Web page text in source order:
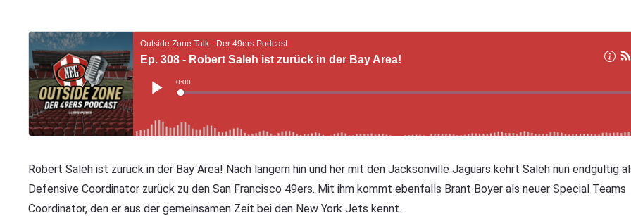
Robert Saleh ist zurück in der Bay Area! Nach langem hin und her mit den Jacksonville Jaguars kehrt Saleh nun endgültig
Defensive Coordinator zurück zu den San Francisco 49ers. Mit ihm kommt ebenfalls Brant Boyer als neuer Special Teams
Coordinator, den er aus der gemeinsamen Zeit bei den New York Jets kennt.